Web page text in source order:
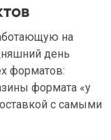
на
день
форматов:
формата «у
с самыми